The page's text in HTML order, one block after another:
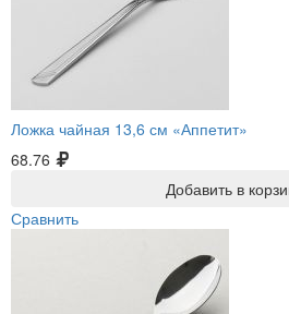
Ложка чайная 13,6 см «Аппетит»
68.76
Добавить в
Сравнить